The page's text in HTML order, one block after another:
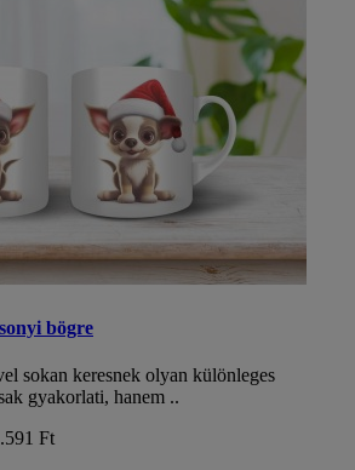
bögre
sokan keresnek olyan különleges
gyakorlati, hanem ..
Ft